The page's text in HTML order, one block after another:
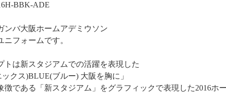
BBK-ADE
ンバ大阪ホームアデミウソン
ニフォームです。
トは新スタジアムでの活躍を表現した
ックス)BLUE(ブルー) 大阪を胸に」
徴である「新スタジアム」をグラフィックで表現した2016ホ